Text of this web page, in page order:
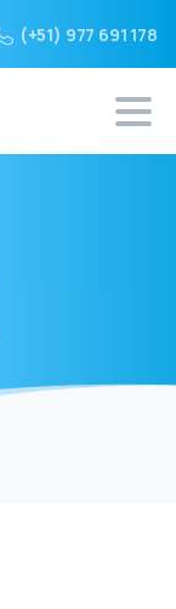
(+51) 977 691 178